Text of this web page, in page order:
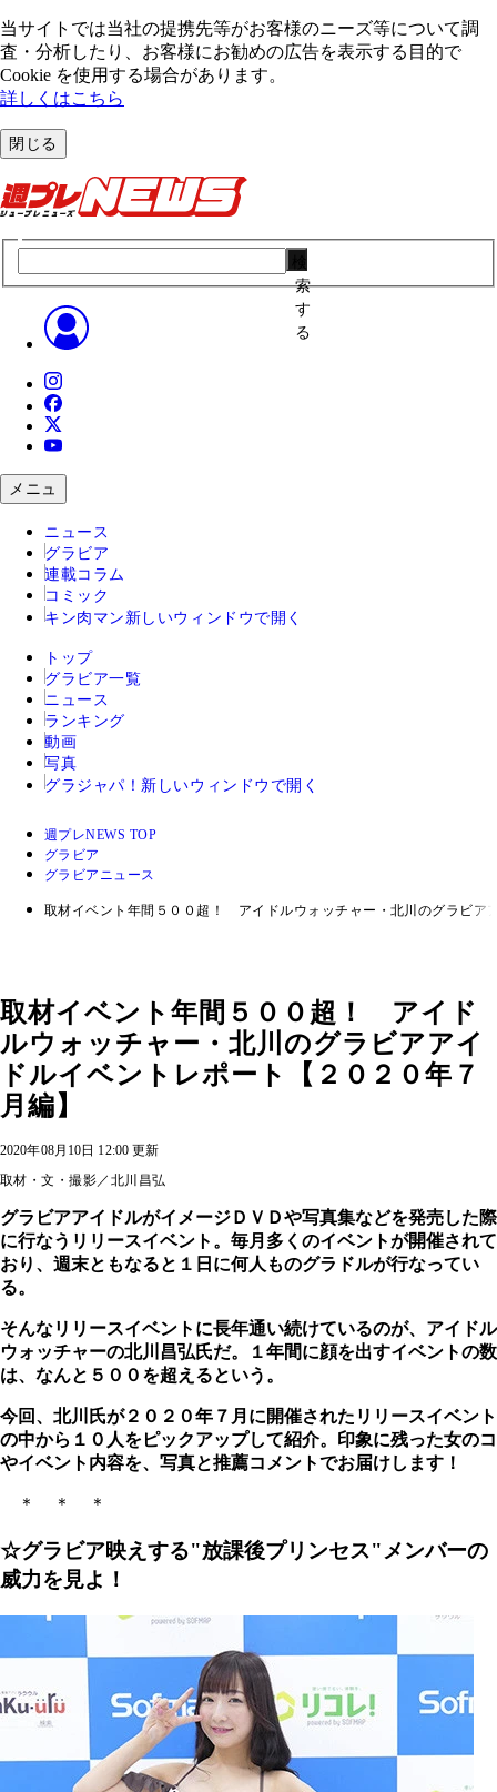
当サイトでは当社の提携先等がお客様のニーズ等について調
査・分析したり、お客様にお勧めの広告を表⽰する⽬的で
Cookie を使⽤する場合があります。
詳しくはこちら
閉じる
索
す
る
メニュ
ニュース
グラビア
連載コラム
コミック
キン肉マン 新しいウィンドウで開く
トップ
グラビア一覧
ニュース
ランキング
動画
写真
グラジャパ！ 新しいウィンドウで開く
週プレNEWS TOP
グラビア
グラビアニュース
取材イベント年間５００超！ アイドルウォッチャー・北川のグラビア
取材イベント年間５００超！ アイド
ルウォッチャー・北川のグラビアアイ
ドルイベントレポート【２０２０年７
月編】
2020年08月10日 12:00 更新
取材・文・撮影／北川昌弘
グラビアアイドルがイメージＤＶＤや写真集などを発売した際
に行なうリリースイベント。毎月多くのイベントが開催されて
おり、週末ともなると１日に何人ものグラドルが行なってい
る。
そんなリリースイベントに長年通い続けているのが、アイドル
ウォッチャーの北川昌弘氏だ。１年間に顔を出すイベントの数
は、なんと５００を超えるという。
今回、北川氏が２０２０年７月に開催されたリリースイベント
の中から１０人をピックアップして紹介。印象に残った女のコ
やイベント内容を、写真と推薦コメントでお届けします！
＊ ＊ ＊
☆グラビア映えする"放課後プリンセス"メンバーの
威力を見よ！